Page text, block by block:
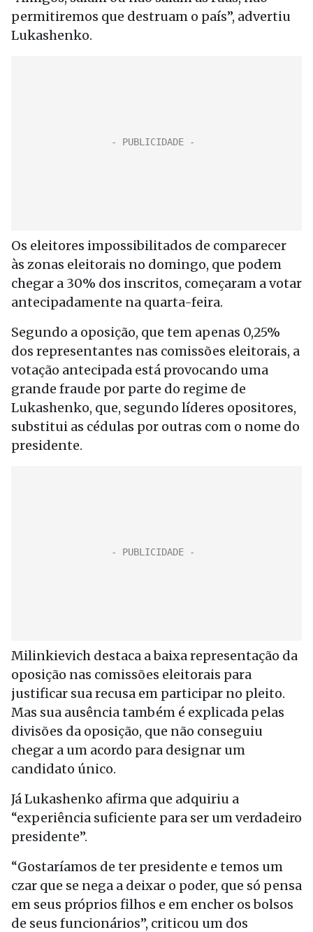
permitiremos que destruam o país”, advertiu
Lukashenko.
Os eleitores impossibilitados de comparecer
às zonas eleitorais no domingo, que podem
chegar a 30% dos inscritos, começaram a votar
antecipadamente na quarta-feira.
Segundo a oposição, que tem apenas 0,25%
dos representantes nas comissões eleitorais, a
votação antecipada está provocando uma
grande fraude por parte do regime de
Lukashenko, que, segundo líderes opositores,
substitui as cédulas por outras com o nome do
presidente.
Milinkievich destaca a baixa representação da
oposição nas comissões eleitorais para
justificar sua recusa em participar no pleito.
Mas sua ausência também é explicada pelas
divisões da oposição, que não conseguiu
chegar a um acordo para designar um
candidato único.
Já Lukashenko afirma que adquiriu a
“experiência suficiente para ser um verdadeiro
presidente”.
“Gostaríamos de ter presidente e temos um
czar que se nega a deixar o poder, que só pensa
em seus próprios filhos e em encher os bolsos
de seus funcionários”, criticou um dos